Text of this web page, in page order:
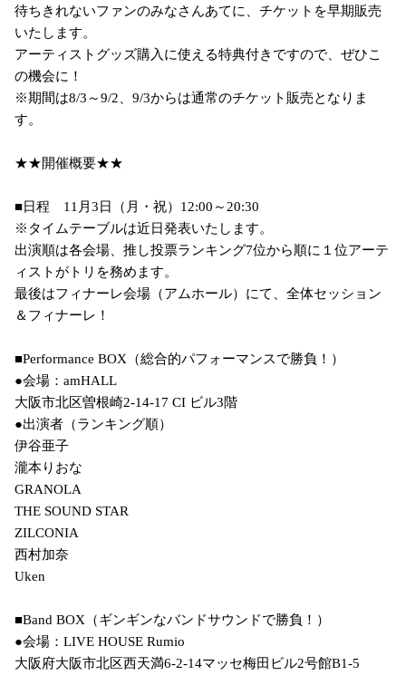
待ちきれないファンのみなさんあてに、チケットを早期販売
いたします。
アーティストグッズ購入に使える特典付きですので、ぜひこ
の機会に！
※期間は8/3～9/2、9/3からは通常のチケット販売となりま
す。
★★開催概要★★
■日程　11月3日（月・祝）12:00～20:30
※タイムテーブルは近日発表いたします。
出演順は各会場、推し投票ランキング7位から順に１位アーテ
ィストがトリを務めます。
最後はフィナーレ会場（アムホール）にて、全体セッション
＆フィナーレ！
■Performance BOX（総合的パフォーマンスで勝負！）
●会場：amHALL
大阪市北区曽根崎2-14-17 CI ビル3階
●出演者（ランキング順）
伊谷亜子
瀧本りおな
GRANOLA
THE SOUND STAR
ZILCONIA
西村加奈
Uken
■Band BOX（ギンギンなバンドサウンドで勝負！）
●会場：LIVE HOUSE Rumio
大阪府大阪市北区西天満6-2-14マッセ梅田ビル2号館B1-5